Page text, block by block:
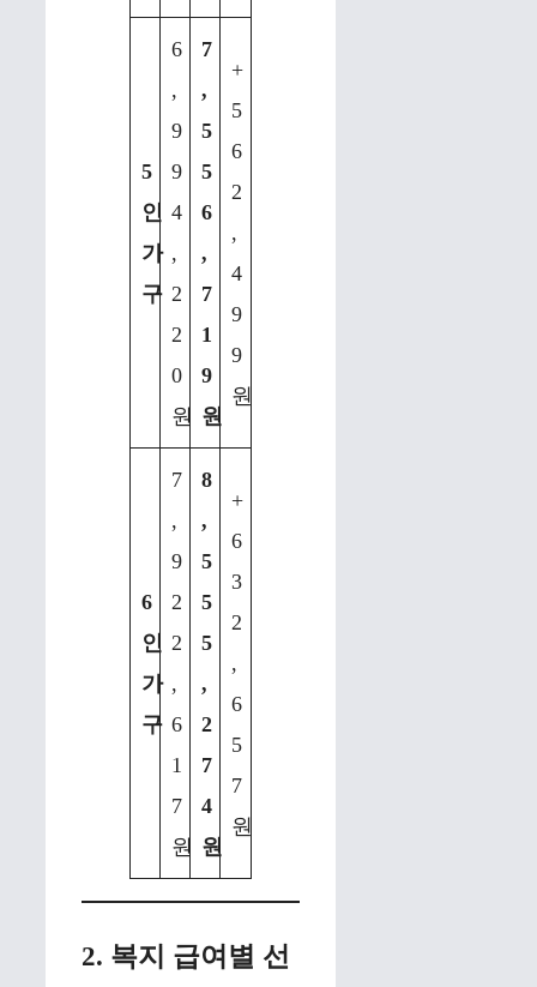
5
인
가
구
6
,
9
9
4
,
2
2
0
원
7
,
5
5
6
,
7
1
9
원
+
5
6
2
,
4
9
9
원
6
인
가
구
7
,
9
2
2
,
6
1
7
원
8
,
5
5
5
,
2
7
4
원
+
6
3
2
,
6
5
7
원
2. 복지 급여별 선